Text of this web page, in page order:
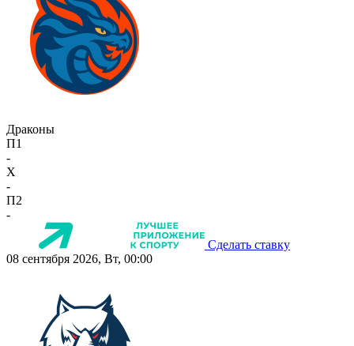
Драконы
П1
-
X
-
П2
-
Сделать ставку
08 сентября 2026, Вт, 00:00